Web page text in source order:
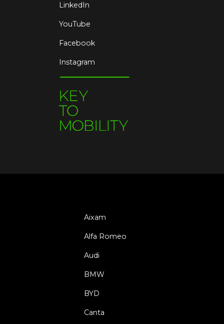
LinkedIn
YouTube
Facebook
Instagram
Aixam
Alfa Romeo
Audi
BMW
BYD
Canta